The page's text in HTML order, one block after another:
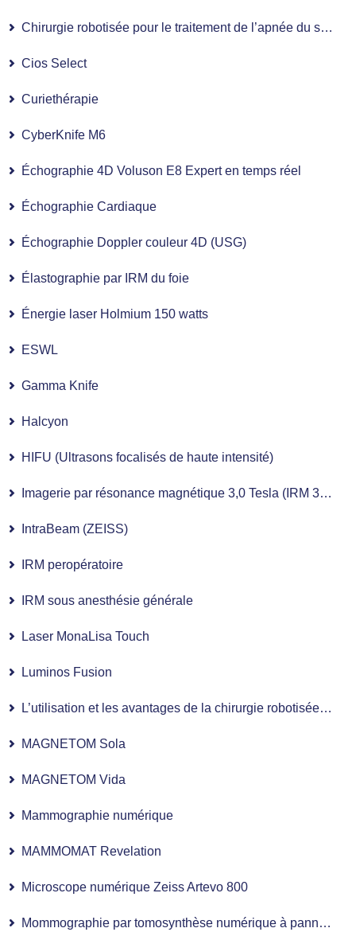
Chirurgie robotisée pour le traitement de l’apnée du sommeil
Cios Select
Curiethérapie
CyberKnife M6
Échographie 4D Voluson E8 Expert en temps réel
Échographie Cardiaque
Échographie Doppler couleur 4D (USG)
Élastographie par IRM du foie
Énergie laser Holmium 150 watts
ESWL
Gamma Knife
Halcyon
HIFU (Ultrasons focalisés de haute intensité)
Imagerie par résonance magnétique 3,0 Tesla (IRM 3,0 T)
IntraBeam (ZEISS)
IRM peropératoire
IRM sous anesthésie générale
Laser MonaLisa Touch
Luminos Fusion
L’utilisation et les avantages de la chirurgie robotisée en gynécologie
MAGNETOM Sola
MAGNETOM Vida
Mammographie numérique
MAMMOMAT Revelation
Microscope numérique Zeiss Artevo 800
Mommographie par tomosynthèse numérique à panneaux plats